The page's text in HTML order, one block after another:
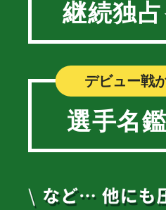
継続独
デビュー戦
選手名鑑